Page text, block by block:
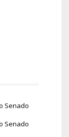
Senado
Senado